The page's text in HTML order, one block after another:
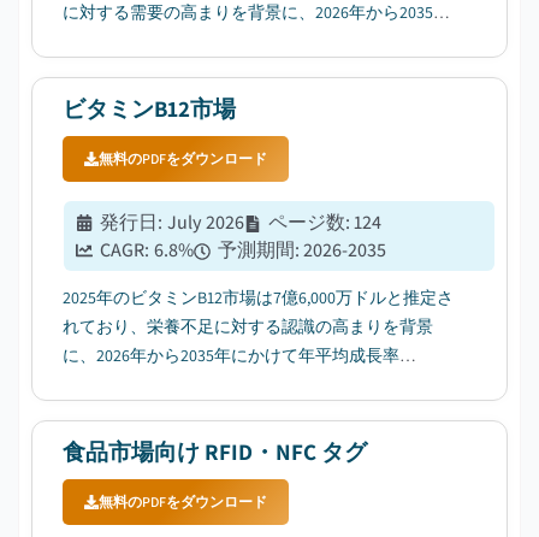
に対する需要の高まりを背景に、2026年から2035年
ビタミンB12市場
無料のPDFをダウンロード
発行日: July 2026 ページ数:124
CAGR: 6.8% 予測期間:2026-2035
2025年のビタミンB12市場は7億6,000万ドルと推定さ
れており、栄養不足に対する認識の高まりを背景
に、2026年から2035年にかけて年平均成長率
食品市場向け RFID・NFC タグ
無料のPDFをダウンロード